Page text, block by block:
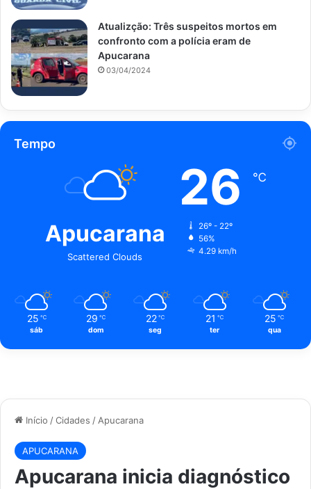
Início /Cidades / Apucarana
APUCARANA
Apucarana inicia diagnóstico
Atualizção: Três suspeitos mortos em
confronto com a polícia eram de
Apucarana
03/04/2024
Tempo
Apucarana
Scattered Clouds
26 ℃
26º - 22º
56%
4.29 km/h
25 ℃
sáb
29 ℃
dom
22 ℃
seg
21 ℃
ter
25 ℃
qua